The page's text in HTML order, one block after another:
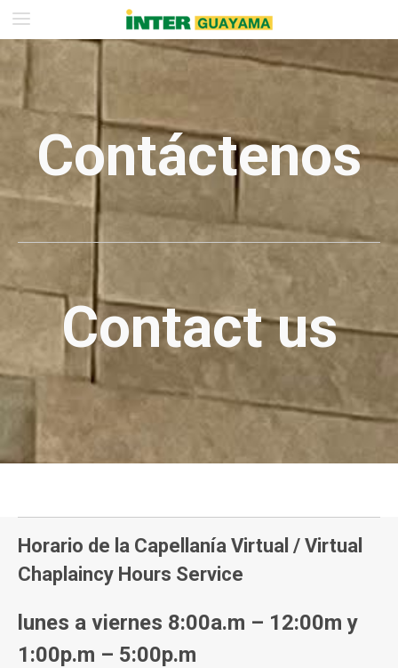
Contáctenos
Contact us
Horario de la Capellanía Virtual / Virtual
Chaplaincy Hours Service
lunes a viernes 8:00a.m – 12:00m y
1:00p.m – 5:00p.m